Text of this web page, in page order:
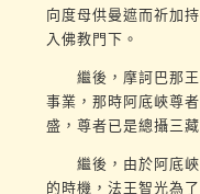
向度母供曼遮而祈加
入佛教門下。
繼後，摩訶巴那王
事業，那時阿底峽尊
盛，尊者已是總攝三
繼後，由於阿底峽
的時機，法王智光為